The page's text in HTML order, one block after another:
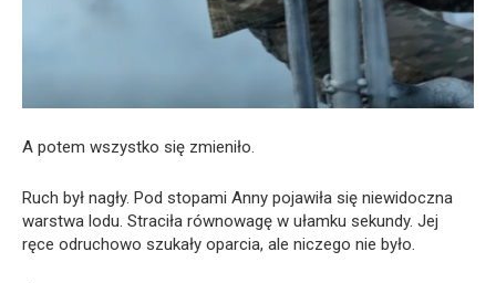
A potem wszystko się zmieniło.
Ruch był nagły. Pod stopami Anny pojawiła się niewidoczna
warstwa lodu. Straciła równowagę w ułamku sekundy. Jej
ręce odruchowo szukały oparcia, ale niczego nie było.